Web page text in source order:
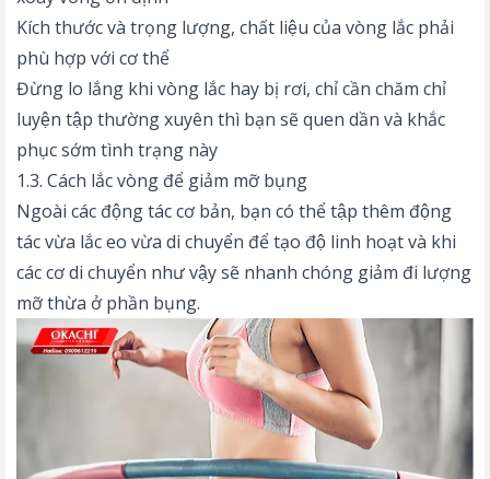
Kích thước và trọng lượng, chất liệu của vòng lắc phải
phù hợp với cơ thể
Đừng lo lắng khi vòng lắc hay bị rơi, chỉ cần chăm chỉ
luyện tập thường xuyên thì bạn sẽ quen dần và khắc
phục sớm tình trạng này
1.3. Cách lắc vòng để giảm mỡ bụng
Ngoài các động tác cơ bản, bạn có thể tập thêm động
tác vừa lắc eo vừa di chuyển để tạo độ linh hoạt và khi
các cơ di chuyển như vậy sẽ nhanh chóng giảm đi lượng
mỡ thừa ở phần bụng.